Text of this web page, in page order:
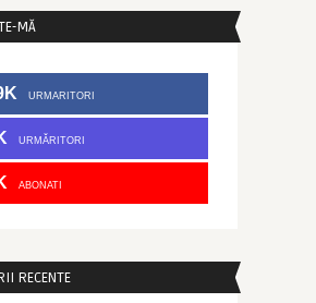
MĂ
URMARITORI
URMĂRITORI
ABONATI
RECENTE